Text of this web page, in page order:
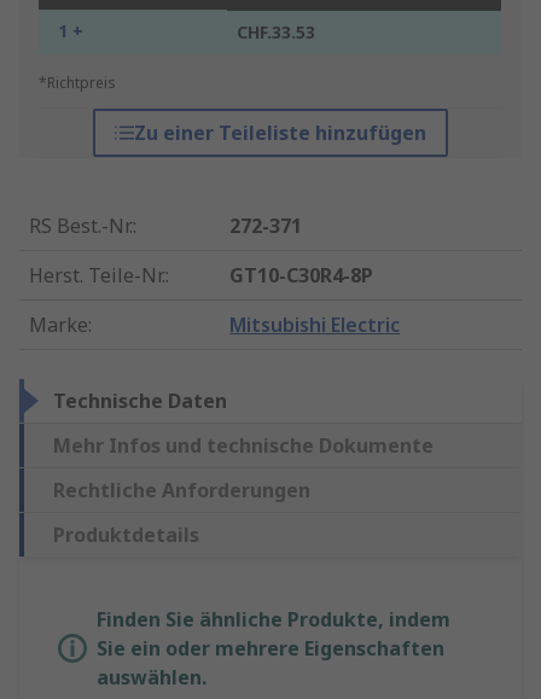
1 + CHF.33.53
*Richtpreis
Zu einer Teileliste hinzufügen
RS Best.-Nr.:
272-371
Herst. Teile-Nr.:
GT10-C30R4-8P
Marke: Mitsubishi Electric
Technische Daten
Mehr Infos und technische Dokumente
Rechtliche Anforderungen
Produktdetails
Finden Sie ähnliche Produkte, indem
Sie ein oder mehrere Eigenschaften
auswählen.